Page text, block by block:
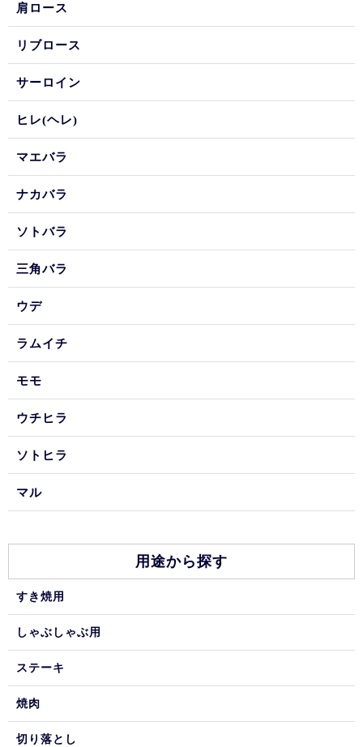
肩ロース
リブロース
サーロイン
ヒレ(ヘレ)
マエバラ
ナカバラ
ソトバラ
三角バラ
ウデ
ラムイチ
モモ
ウチヒラ
ソトヒラ
マル
用途から探す
すき焼用
しゃぶしゃぶ用
ステーキ
焼肉
切り落とし